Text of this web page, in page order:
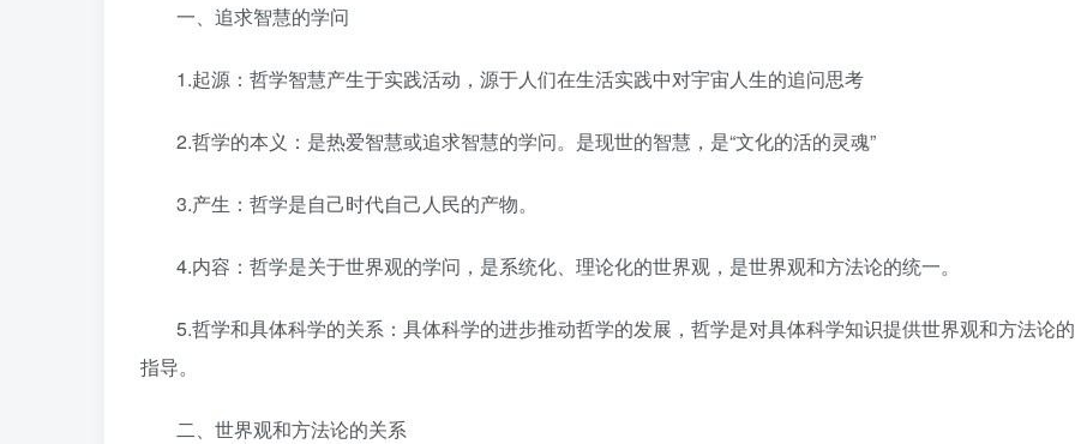
一、追求智慧的学问
1.起源：哲学智慧产生于实践活动，源于人们在生活实践中对宇宙人生的追问思考
2.哲学的本义：是热爱智慧或追求智慧的学问。是现世的智慧，是“文化的活的灵魂”
3.产生：哲学是自己时代自己人民的产物。
4.内容：哲学是关于世界观的学问，是系统化、理论化的世界观，是世界观和方法论的统一。
5.哲学和具体科学的关系：具体科学的进步推动哲学的发展，哲学是对具体科学知识提供世界观和方法论的
指导。
二、世界观和方法论的关系